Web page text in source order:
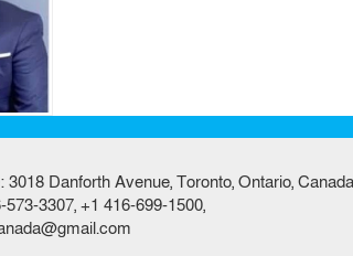
3018 Danforth Avenue, Toronto, Ontario, Canada
3307, +1 416-699-1500,